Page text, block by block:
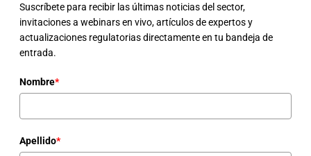
Suscríbete para recibir las últimas noticias del sector,
invitaciones a webinars en vivo, artículos de expertos y
actualizaciones regulatorias directamente en tu bandeja de
entrada.
Nombre*
Apellido*